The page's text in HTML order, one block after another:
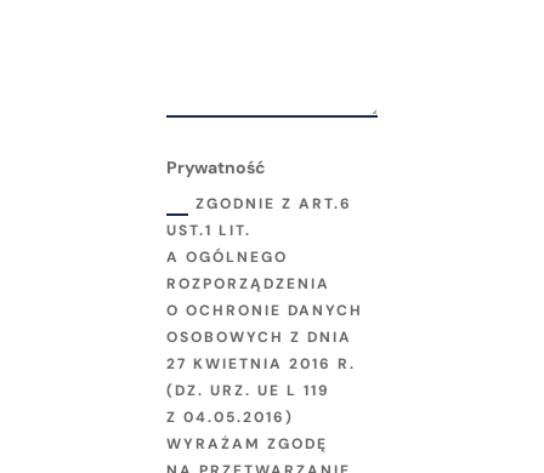
Prywatność
ZGODNIE Z ART.6
UST.1 LIT.
A OGÓLNEGO
ROZPORZĄDZENIA
O OCHRONIE DANYCH
OSOBOWYCH Z DNIA
27 KWIETNIA 2016 R.
(DZ. URZ. UE L 119
Z 04.05.2016)
WYRAŻAM ZGODĘ